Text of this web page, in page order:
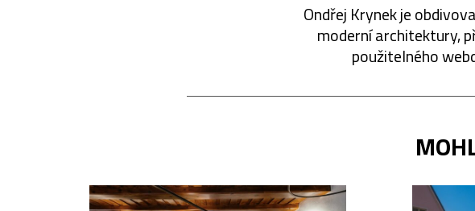
Ondřej Krynek je
moderní architektury,
použitelného